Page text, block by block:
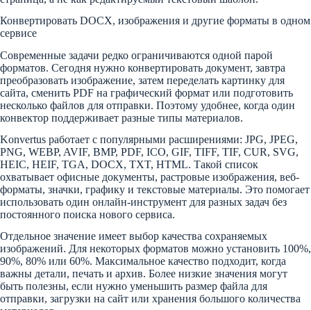
Конвертировать DOCX, изображения и другие форматы в одном
сервисе
Современные задачи редко ограничиваются одной парой
форматов. Сегодня нужно конвертировать документ, завтра
преобразовать изображение, затем переделать картинку для
сайта, сменить PDF на графический формат или подготовить
несколько файлов для отправки. Поэтому удобнее, когда один
конвектор поддерживает разные типы материалов.
Konvertus работает с популярными расширениями: JPG, JPEG,
PNG, WEBP, AVIF, BMP, PDF, ICO, GIF, TIFF, TIF, CUR, SVG,
HEIC, HEIF, TGA, DOCX, TXT, HTML. Такой список
охватывает офисные документы, растровые изображения, веб-
форматы, значки, графику и текстовые материалы. Это помогает
использовать один онлайн-инструмент для разных задач без
постоянного поиска нового сервиса.
Отдельное значение имеет выбор качества сохраняемых
изображений. Для некоторых форматов можно установить 100%,
90%, 80% или 60%. Максимальное качество подходит, когда
важны детали, печать и архив. Более низкие значения могут
быть полезны, если нужно уменьшить размер файла для
отправки, загрузки на сайт или хранения большого количества